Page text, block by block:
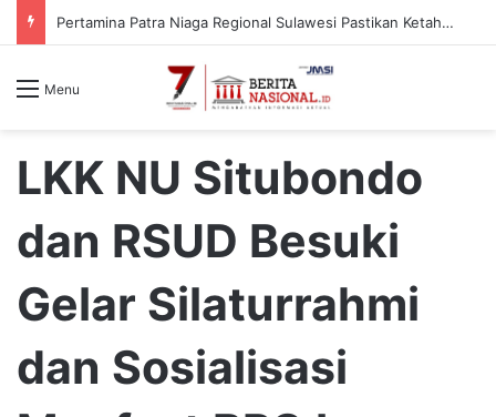
Pertamina Patra Niaga Regional Sulawesi Pastikan Ketahanan Stok BBM dan LPG 3 Kg di Bone
Menu
LKK NU Situbondo
dan RSUD Besuki
Gelar Silaturrahmi
dan Sosialisasi